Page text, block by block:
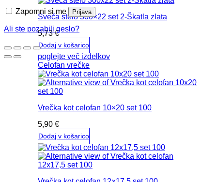
izberete
na
strani
izdelka
Sveča stelo 300×22 set 2-Škatla zlata
5,73€
Dodaj v košarico
poglejte več izdelkov
Celofan vrečke
Vrečka kot celofan 10×20 set 100
5,90 €
Dodaj v košarico
Zapomni si me Prijava
Ali ste pozabili geslo?